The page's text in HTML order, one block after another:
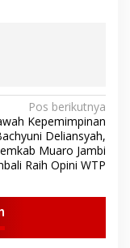
Pos berikutnya
Kepemimpinan
Deliansyah,
Muaro Jambi
Raih Opini WTP